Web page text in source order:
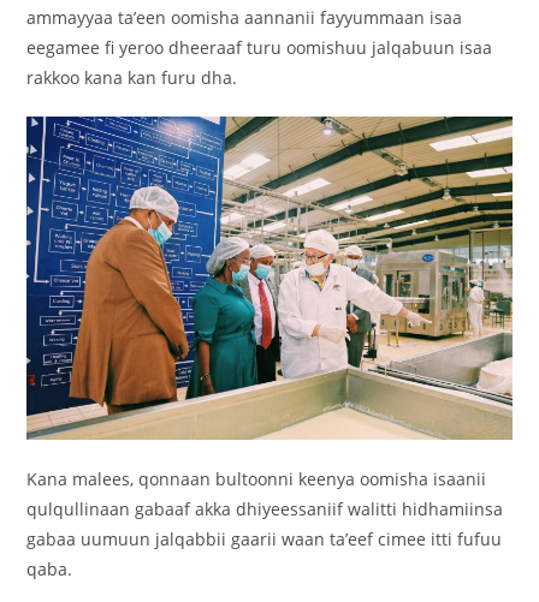
ammayyaa ta’een oomisha aannanii fayyummaan isaa
eegamee fi yeroo dheeraaf turu oomishuu jalqabuun isaa
rakkoo kana kan furu dha.
Kana malees, qonnaan bultoonni keenya oomisha isaanii
qulqullinaan gabaaf akka dhiyeessaniif walitti hidhamiinsa
gabaa uumuun jalqabbii gaarii waan ta’eef cimee itti fufuu
qaba.